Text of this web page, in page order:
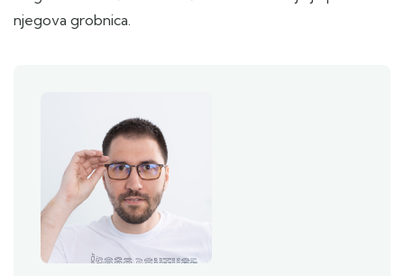
njegova grobnica.